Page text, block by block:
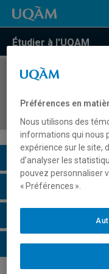
Étudier à l'UQAM
COURS//
politiques
Description du cours
Horaire - Été 2026
Horaire - Automne
Horaire - Hiver 2027
Préférences en
Nous utilisons des
informations qui nous
expérience sur le site,
d’analyser les
pouvez personnaliser
« Préférences ».